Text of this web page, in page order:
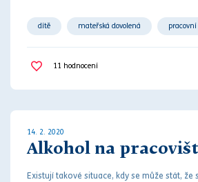
dítě mateřská dovolená
rodina
sociální dávka
11 hodnocení
14. 2. 2020
Alkohol na
Existují takové situace, kdy se může stát, že